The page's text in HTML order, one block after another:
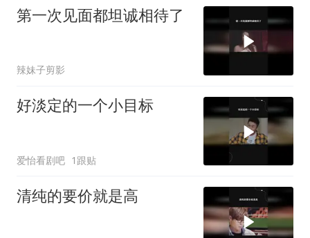
第一次见面都坦诚相待了
辣妹子剪影
好淡定的一个小目标
爱怡看剧吧 1跟贴
清纯的要价就是高